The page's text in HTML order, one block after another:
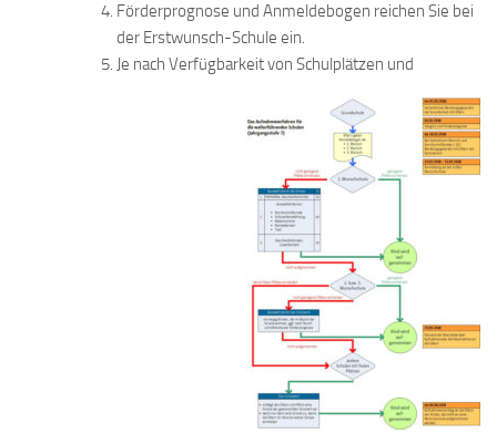
Förderprognose und Anmeldebogen reichen Sie bei
der Erstwunsch-Schule ein.
Je nach Verfügbarkeit von Schulplätzen und